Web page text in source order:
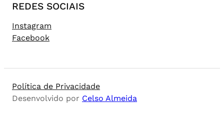
REDES SOCIAIS
Instagram
Facebook
Política de Privacidade
Desenvolvido por Celso Almeida